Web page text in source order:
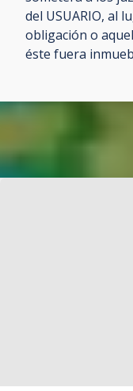
del USUARIO, al
obligación o
éste fuera